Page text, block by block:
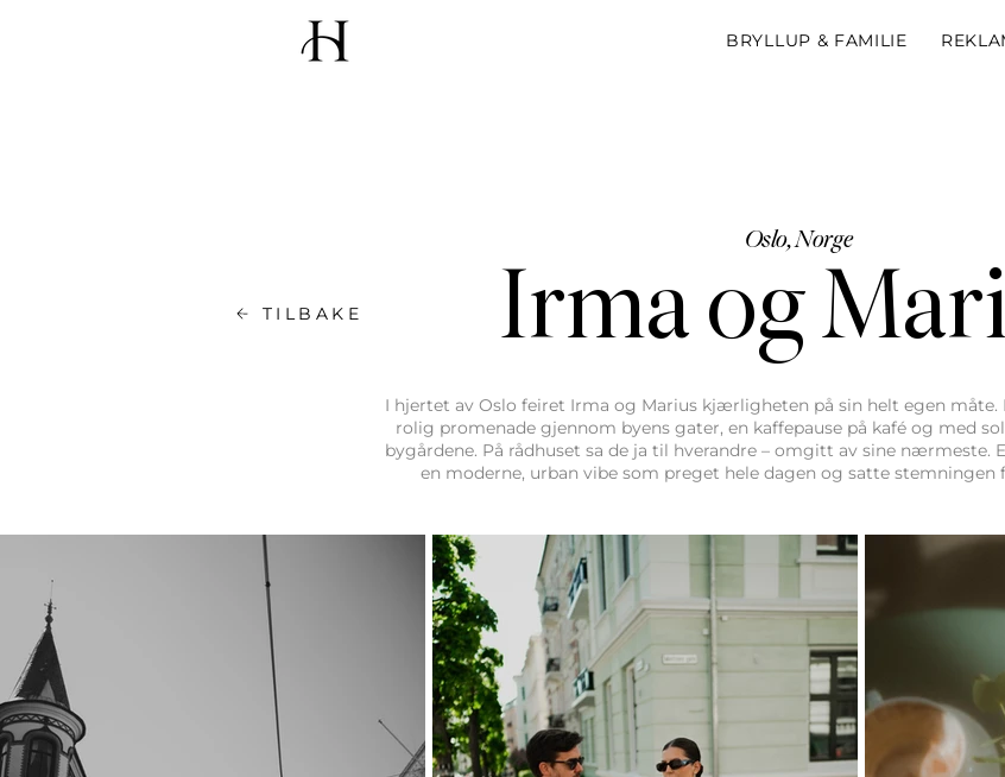
BRYLLUP & FAMILIE
Oslo, Norge
TILBAKE Irma og
I hjertet av Oslo feiret Irma og Marius kjærligheten på sin helt egen måte.
rolig promenade gjennom byens gater, en kaffepause på kafé og med
bygårdene. På rådhuset sa de ja til hverandre – omgitt av sine nærmeste.
en moderne, urban vibe som preget hele dagen og satte stemningen